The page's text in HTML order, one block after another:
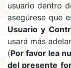
usuario dentro
asegúrese que
Usuario y
usará más
(Por favor lea
del presente